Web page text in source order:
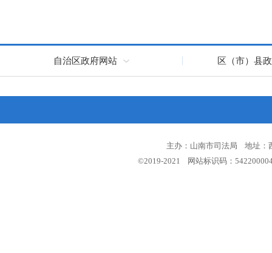
自治区政府网站 区（市）县
主办：山南市司法局 地址：
©2019-2021 网站标识码：